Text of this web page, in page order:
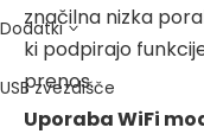
Dodatki
USB zvezdišče
značilna nizka
ki podpirajo
prenos.
Uporaba WiFi